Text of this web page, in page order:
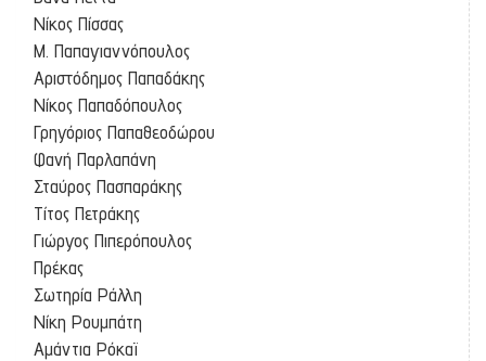
Νίκος Πίσσας
Μ. Παπαγιαννόπουλος
Αριστόδημος Παπαδάκης
Νίκος Παπαδόπουλος
Γρηγόριος Παπαθεοδώρου
Φανή Παρλαπάνη
Σταύρος Πασπαράκης
Τίτος Πετράκης
Γιώργος Πιπερόπουλος
Πρέκας
Σωτηρία Ράλλη
Νίκη Ρουμπάτη
Αμάντια Ρόκαϊ